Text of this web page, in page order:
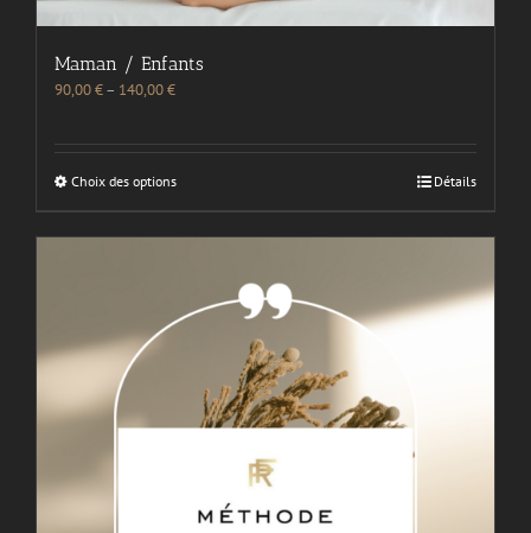
Maman / Enfants
90,00€– 140,00€
Choix des options Détails